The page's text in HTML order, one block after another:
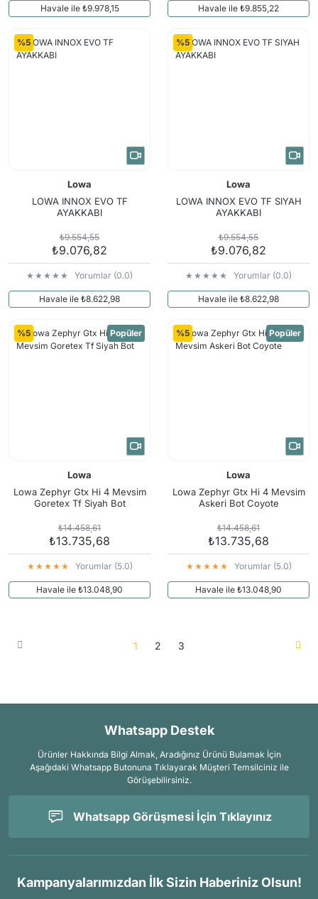
Havale ile ₺9.978,15 Havale ile ₺9.855,22
%5
Lowa
LOWA INNOX EVO TF
AYAKKABI
₺9.554,55
₺9.076,82
Yorumlar (0.0)
Havale ile ₺8.622,98
%5
Lowa
LOWA INNOX EVO TF SIYAH
AYAKKABI
₺9.554,55
₺9.076,82
Yorumlar (0.0)
Havale ile ₺8.622,98
%5 Popüler
Lowa
Lowa Zephyr Gtx Hi 4 Mevsim
Goretex Tf Siyah Bot
₺14.458,61
₺13.735,68
Yorumlar (5.0)
Havale ile ₺13.048,90
%5 Popüler
Lowa
Lowa Zephyr Gtx Hi 4 Mevsim
Askeri Bot Coyote
₺14.458,61
₺13.735,68
Yorumlar (5.0)
Havale ile ₺13.048,90
1 2 3
Whatsapp Destek
Ürünler Hakkında Bilgi Almak, Aradığınız Ürünü Bulamak İçin
Aşağıdaki Whatsapp Butonuna Tıklayarak Müşteri Temsilciniz ile
Görüşebilirsiniz.
Whatsapp Görüşmesi İçin Tıklayınız
Kampanyalarımızdan İlk Sizin Haberiniz Olsun!